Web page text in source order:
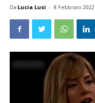
Da Lucia Lusi - 8 Febbraio 2022